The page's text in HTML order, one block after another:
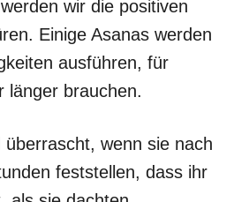
wir die positiven
Einige Asanas werden
ausführen, für
länger brauchen.
überrascht, wenn sie nach
feststellen, dass ihr